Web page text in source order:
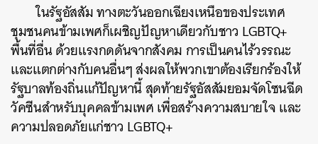
ในรัฐอัสสัม ทางตะวันออกเฉียงเหนือของประเทศ
ชุมชนคนข้ามเพศก็เผชิญปัญหาเดียวกับชาว LGBTQ+
พื้นที่อื่น ด้วยแรงกดดันจากสังคม การเป็นคนไร้วรรณะ
และแตกต่างกับคนอื่นๆ ส่งผลให้พวกเขาต้องเรียกร้องให้
รัฐบาลท้องถิ่นแก้ปัญหานี้ สุดท้ายรัฐอัสสัมยอมจัดโซนฉีด
วัคซีนสำหรับบุคคลข้ามเพศ เพื่อสร้างความสบายใจ และ
ความปลอดภัยแก่ชาว LGBTQ+